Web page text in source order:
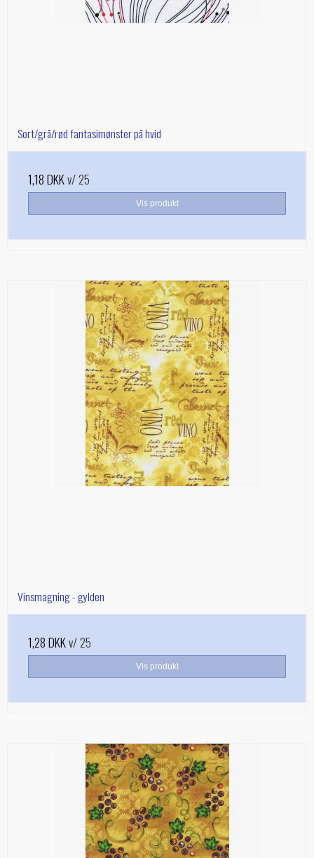
Sort/grå/rød fantasimønster på hvid
1,18 DKKv/ 25
Vis produkt
Vinsmagning - gylden
1,28 DKKv/ 25
Vis produkt